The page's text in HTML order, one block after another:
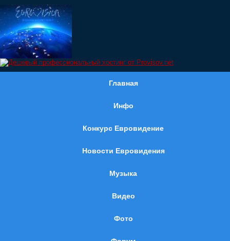
Главная
Инфо
Конкурс Евровидение
Новости Евровидения
Музыка
Видео
Фото